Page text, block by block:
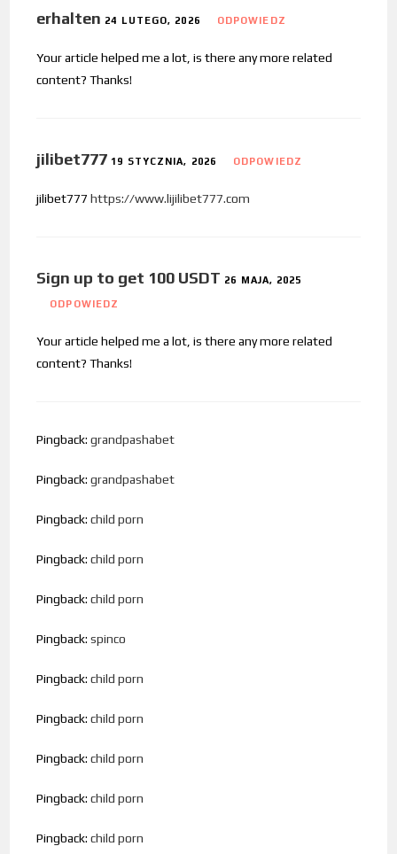
erhalten 24 LUTEGO, 2026 ODPOWIEDZ
Your article helped me a lot, is there any more related
content? Thanks!
jilibet777 19 STYCZNIA, 2026 ODPOWIEDZ
jilibet777https://www.lijilibet777.com
Sign up to get 100 USDT 26 MAJA, 2025
ODPOWIEDZ
Your article helped me a lot, is there any more related
content? Thanks!
Pingback:grandpashabet
Pingback:grandpashabet
Pingback:child porn
Pingback:child porn
Pingback:child porn
Pingback:spinco
Pingback:child porn
Pingback:child porn
Pingback:child porn
Pingback:child porn
Pingback:child porn